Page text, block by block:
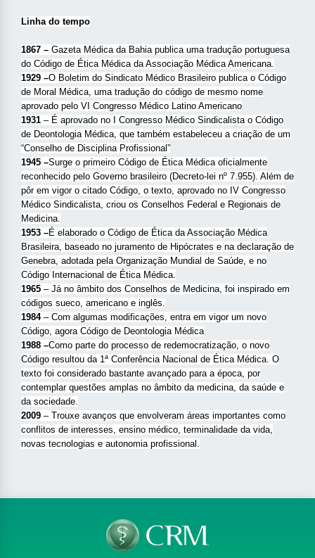
Linha do tempo
1867 – Gazeta Médica da Bahia publica uma tradução portuguesa
do Código de Ética Médica da Associação Médica Americana.
1929 –O Boletim do Sindicato Médico Brasileiro publica o Código
de Moral Médica, uma tradução do código de mesmo nome
aprovado pelo VI Congresso Médico Latino Americano
1931 – É aprovado no I Congresso Médico Sindicalista o Código
de Deontologia Médica, que também estabeleceu a criação de um
“Conselho de Disciplina Profissional”
1945 –Surge o primeiro Código de Ética Médica oficialmente
reconhecido pelo Governo brasileiro (Decreto-lei nº 7.955). Além de
pôr em vigor o citado Código, o texto, aprovado no IV Congresso
Médico Sindicalista, criou os Conselhos Federal e Regionais de
Medicina.
1953 –É elaborado o Código de Ética da Associação Médica
Brasileira, baseado no juramento de Hipócrates e na declaração de
Genebra, adotada pela Organização Mundial de Saúde, e no
Código Internacional de Ética Médica.
1965 – Já no âmbito dos Conselhos de Medicina, foi inspirado em
códigos sueco, americano e inglês.
1984– Com algumas modificações, entra em vigor um novo
Código, agora Código de Deontologia Médica
1988 –Como parte do processo de redemocratização, o novo
Código resultou da 1ª Conferência Nacional de Ética Médica. O
texto foi considerado bastante avançado para a época, por
contemplar questões amplas no âmbito da medicina, da saúde e
da sociedade.
2009 – Trouxe avanços que envolveram áreas importantes como
conflitos de interesses, ensino médico, terminalidade da vida,
novas tecnologias e autonomia profissional.